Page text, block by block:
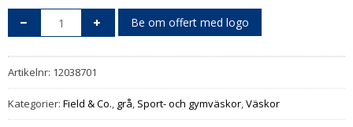
Be om offert med logo
Artikelnr: 12038701
Kategorier: Field & Co., grå, Sport- och gymväskor,Väskor